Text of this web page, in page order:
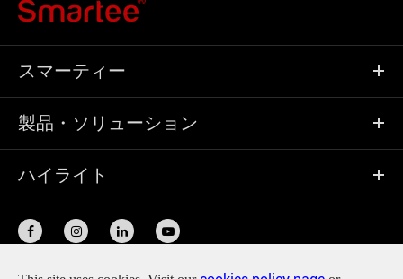
スマーティー
製品・ソリューション
ハイライト